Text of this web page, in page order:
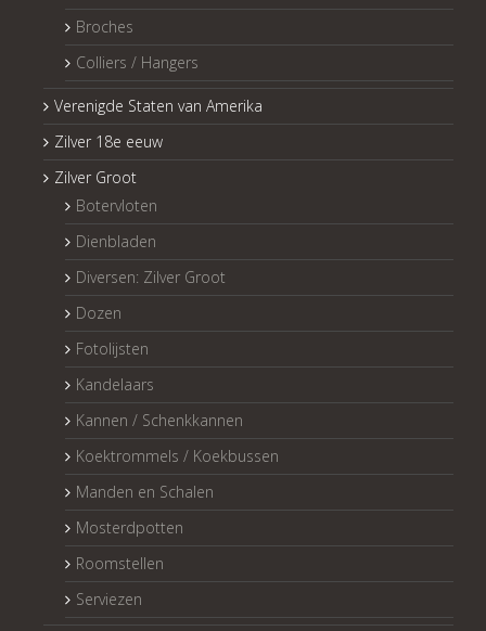
Broches
Colliers / Hangers
Verenigde Staten van Amerika
Zilver 18e eeuw
Zilver Groot
Botervloten
Dienbladen
Diversen: Zilver Groot
Dozen
Fotolijsten
Kandelaars
Kannen / Schenkkannen
Koektrommels / Koekbussen
Manden en Schalen
Mosterdpotten
Roomstellen
Serviezen